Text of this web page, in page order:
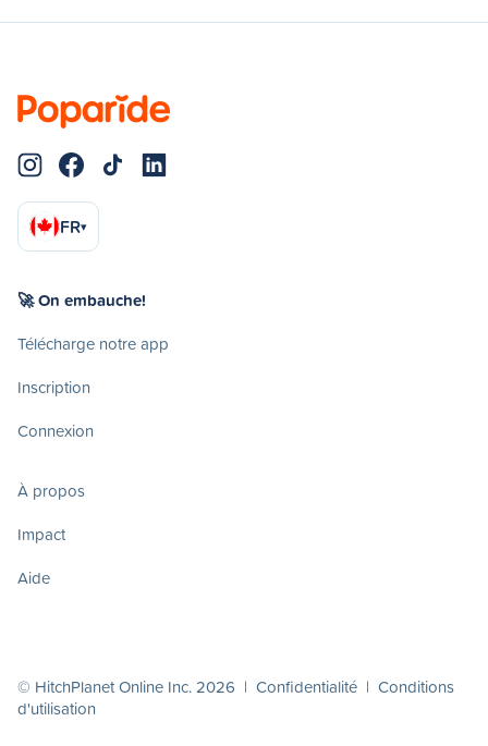
FR▾
🚀 On embauche!
Télécharge notre app
Inscription
Connexion
À propos
Impact
Aide
© HitchPlanet Online Inc. 2026 | Confidentialité | Conditions
d'utilisation